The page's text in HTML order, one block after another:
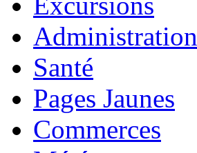
Administration
Santé
Pages Jaunes
Commerces